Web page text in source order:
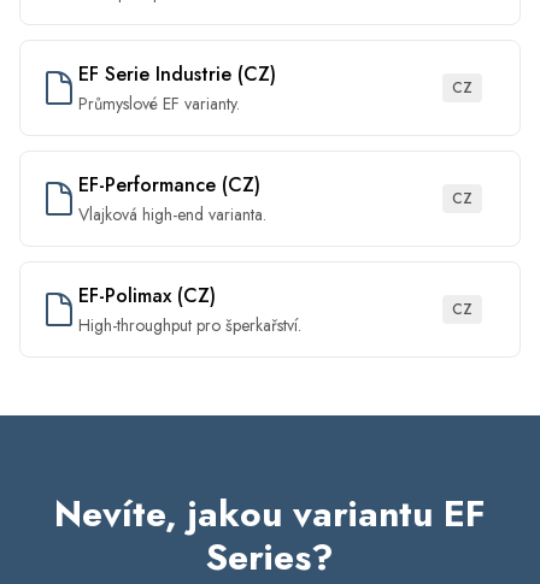
EF Serie Industrie (CZ)
Průmyslové EF varianty.
CZ
EF-Performance (CZ)
Vlajková high-end varianta.
CZ
EF-Polimax (CZ)
High-throughput pro šperkařství.
CZ
Nevíte, jakou variantu EF
Series?